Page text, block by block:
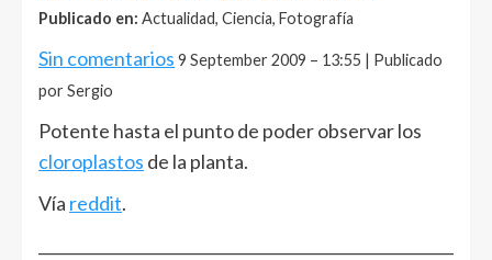
Publicado en: Actualidad, Ciencia, Fotografía
Sin comentarios 9 September 2009 – 13:55 | Publicado
por Sergio
Potente hasta el punto de poder observar los
cloroplastos de la planta.
Vía reddit.